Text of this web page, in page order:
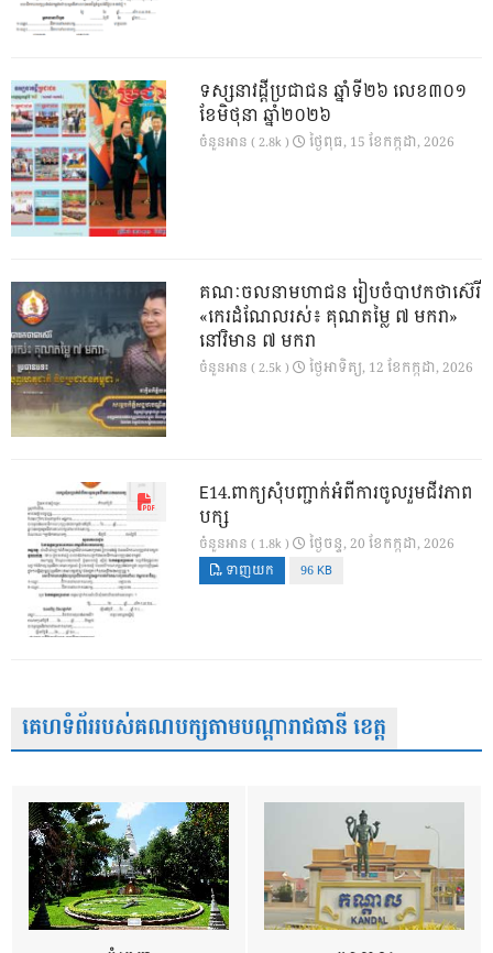
ទស្សនាវដ្ដីប្រជាជន ឆ្នាំទី២៦ លេខ៣០១
ខែមិថុនា ឆ្នាំ២០២៦
ចំនួនអាន ( 2.8k ) ថ្ងៃ​ពុធ, 15 ខែ​កក្កដា, 2026
គណៈចលនាមហាជន រៀបចំបាឋកថាស៊េរី
«កេរដំណែលរស់៖ គុណតម្លៃ ៧ មករា»
នៅវិមាន ៧ មករា
ចំនួនអាន ( 2.5k ) ថ្ងៃ​អាទិត្យ, 12 ខែ​កក្កដា, 2026
E14.ពាក្យសុំបញ្ជាក់អំពីការចូលរួមជីវភាព
បក្ស
ចំនួនអាន ( 1.8k ) ថ្ងៃ​ចន្ទ, 20 ខែ​កក្កដា, 2026
ទាញយក 96 KB
គេហទំព័ររបស់គណបក្សតាមបណ្តារាជធានី ខេត្ត